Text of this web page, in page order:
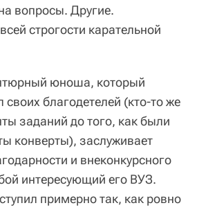
вопросы. Другие.
строгости карательной
юноша, который
своих благодетелей (кто-то же
заданий до того, как были
конверты), заслуживает
и внеконкурсного
интересующий его ВУЗ.
примерно так, как ровно